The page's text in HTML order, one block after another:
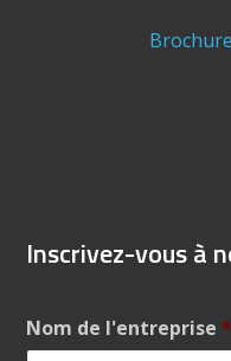
Inscrivez-vous à
Nom de l'entreprise *